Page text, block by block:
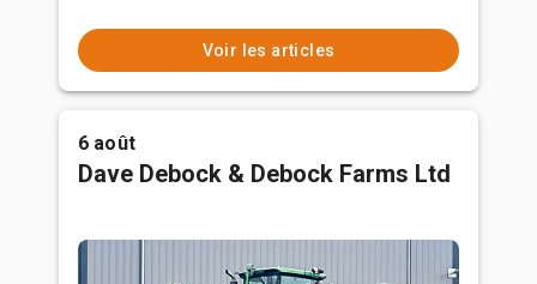
Voir les articles
6 août
Dave Debock & Debock Farms Ltd